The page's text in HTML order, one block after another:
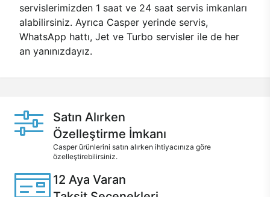
servislerimizden 1 saat ve 24 saat servis imkanları
alabilirsiniz. Ayrıca Casper yerinde servis,
WhatsApp hattı, Jet ve Turbo servisler ile de her
an yanınızdayız.
Satın Alırken
Özelleştirme İmkanı
Casper ürünlerini satın alırken ihtiyacınıza göre
özelleştirebilirsiniz.
12 Aya Varan